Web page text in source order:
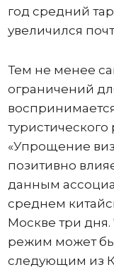
год средний
увеличился
Тем не менее
ограничений
«Упрощение
позитивно
данным
среднем
Москве три дня.
режим может
следующим из